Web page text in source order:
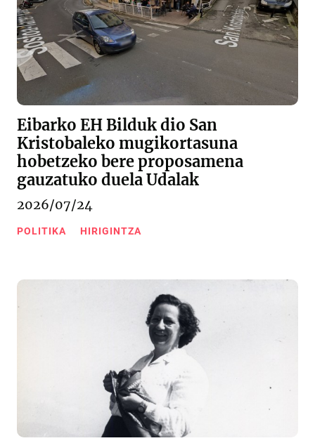
Eibarko EH Bilduk dio San
Kristobaleko mugikortasuna
hobetzeko bere proposamena
gauzatuko duela Udalak
2026/07/24
POLITIKA HIRIGINTZA